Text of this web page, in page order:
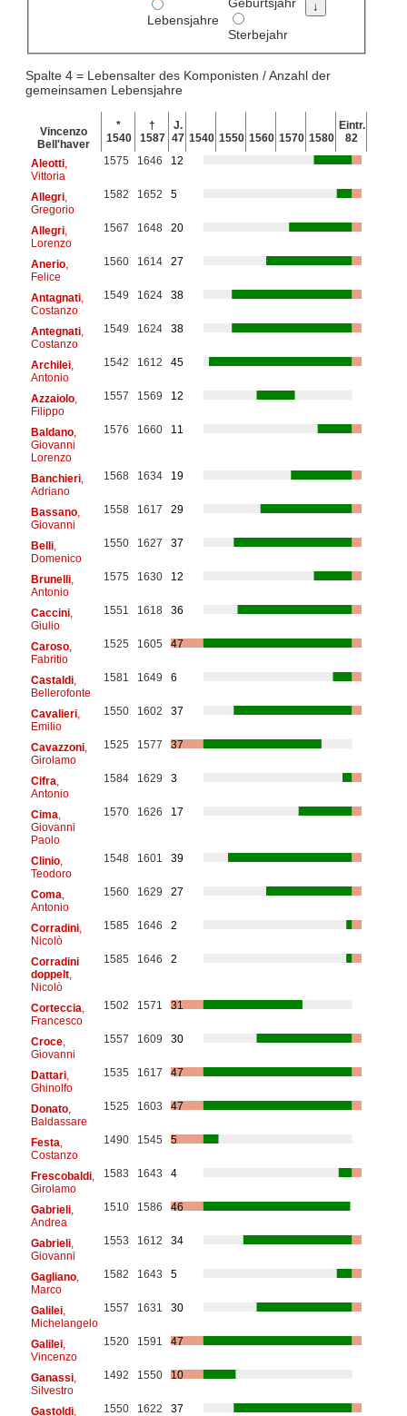
Lebensjahre
Sterbejahr
Spalte 4 = Lebensalter des Komponisten / Anzahl der
gemeinsamen Lebensjahre
Vincenzo
Bell'haver
*
1540
†
1587
J.
47 1540 1550 1560 1570 1580
Eintr.
82
Aleotti,
Vittoria
1575 1646 12
Allegri,
Gregorio
1582 1652 5
Allegri,
Lorenzo
1567 1648 20
Anerio,
Felice
1560 1614 27
Antagnati,
Costanzo
1549 1624 38
Antegnati,
Costanzo
1549 1624 38
Archilei,
Antonio
1542 1612 45
Azzaiolo,
Filippo
1557 1569 12
Baldano,
Giovanni
Lorenzo
1576 1660 11
Banchieri,
Adriano
1568 1634 19
Bassano,
Giovanni
1558 1617 29
Belli,
Domenico
1550 1627 37
Brunelli,
Antonio
1575 1630 12
Caccini,
Giulio
1551 1618 36
Caroso,
Fabritio
1525 1605 47
Castaldi,
Bellerofonte
1581 1649 6
Cavalieri,
Emilio
1550 1602 37
Cavazzoni,
Girolamo
1525 1577 37
Cifra
Antonio
1584 1629 3
Cima
Giovanni
Paolo
1570 1626 17
Clinio,
Teodoro
1548 1601 39
Coma
Antonio
1560 1629 27
Corradini,
Nicolò
1585 1646 2
Corradini
doppelt,
Nicolò
1585 1646 2
Corteccia
Francesco
1502 1571 31
Croce,
Giovanni
1557 1609 30
Dattari,
Ghinolfo
1535 1617 47
Donato,
Baldassare
1525 1603 47
Festa
Costanzo
1490 1545 5
Frescobaldi,
Girolamo
1583 1643 4
Gabrieli,
Andrea
1510 1586 46
Gabrieli,
Giovanni
1553 1612 34
Gagliano,
Marco
1582 1643 5
Galilei,
Michelangelo
1557 1631 30
Galilei,
Vincenzo
1520 1591 47
Ganassi,
Silvestro
1492 1550 10
Gastoldi, 1550 1622 37